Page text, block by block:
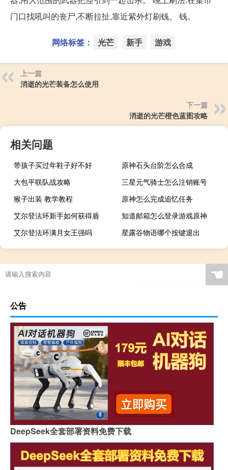
门口找吼叫的丧尸,不断拉扯,靠近紫外灯刷钱。 钱。
网络标签： 光芒 新手 游戏
上一篇
消逝的光芒装备怎么使用
下一篇
消逝的光芒橙色蓝图攻略
相关问题
带孩子买过年鞋子好不好
原神石头台阶怎么合成
大包平联队战攻略
三星元气骑士怎么注销账号
猴子出装 教学教程
原神怎么完成追忆任务
艾尔登法环新手如何获得盾
知道邮箱怎么登录游戏原神
艾尔登法环满月女王强吗
星露谷物语哪个按键退出
☚
公告
DeepSeek全套部署资料免费下载